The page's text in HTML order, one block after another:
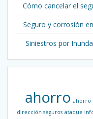
Cómo cancelar el
Seguro y corrosión
Siniestros por
ahorro ahorro
dirección seguros ataque